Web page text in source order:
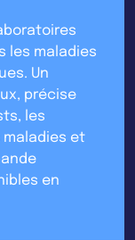
les maladies
Un
précise
les
et
en